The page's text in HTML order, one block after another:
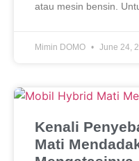
atau mesin bensin.
Mimin DOMO June 24,
Kenali
Mati